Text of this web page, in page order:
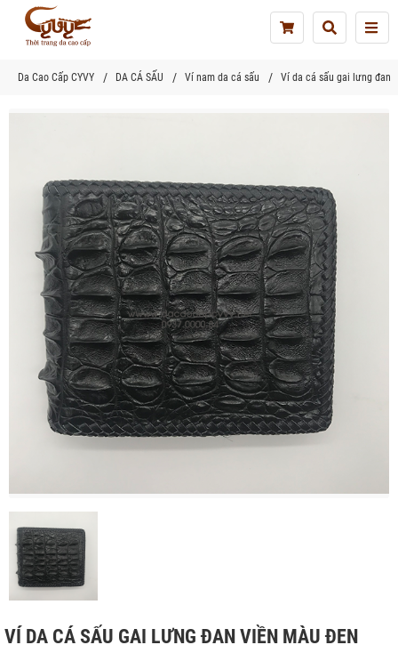
Da Cao Cấp CYVY DA CÁ SẤU Ví nam da cá sấu Ví da cá sấu gai lưng đan
VÍ DA CÁ SẤU GAI LƯNG ĐAN VIỀN MÀU ĐEN